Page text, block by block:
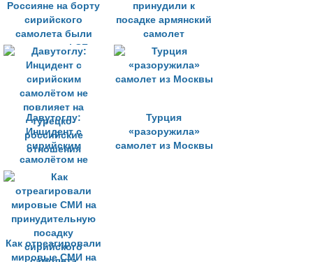
Россияне на борту
сирийского
самолета были
агентами ФСБ
принудили к
посадке армянский
самолет
Давутоглу:
Инцидент с
сирийским
самолётом не
повлияет на
турецко-
российские
отношения
Турция
«разоружила»
самолет из Москвы
Как отреагировали
мировые СМИ на